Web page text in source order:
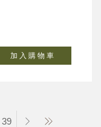
加 入 購 物 車
39